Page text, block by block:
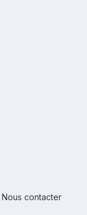
Nous contacter